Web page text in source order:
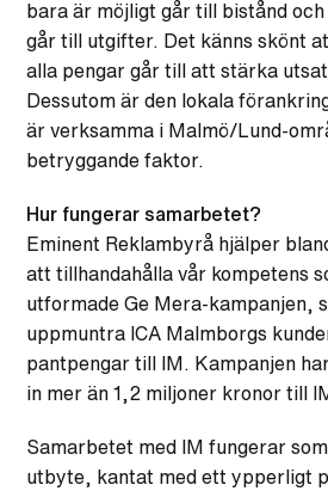
bara är möjligt går till bistånd och
går till utgifter. Det känns skönt
alla pengar går till att stärka
Dessutom är den lokala
är verksamma i Malmö/Lund-
betryggande faktor.
Hur fungerar samarbetet?
Eminent Reklambyrå hjälper
att tillhandahålla vår kompetens
utformade Ge Mera-kampanjen,
uppmuntra ICA Malmborgs
pantpengar till IM. Kampanjen
in mer än 1,2 miljoner kronor till
Samarbetet med IM fungerar
utbyte, kantat med ett ypperligt